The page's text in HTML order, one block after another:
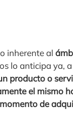
inherente al
lo anticipa ya,
producto o
el mismo
de